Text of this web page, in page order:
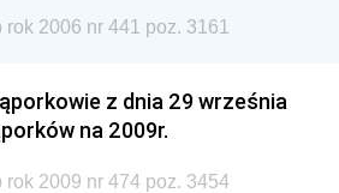
2006 nr 441 poz. 3161
z dnia 29 września
na 2009r.
2009 nr 474 poz. 3454